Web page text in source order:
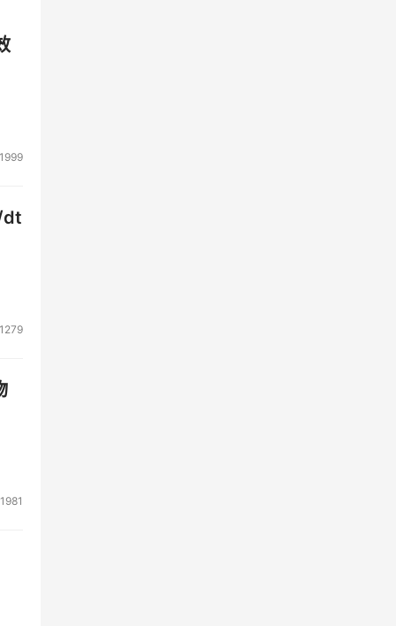
1999
dt
1279
1981